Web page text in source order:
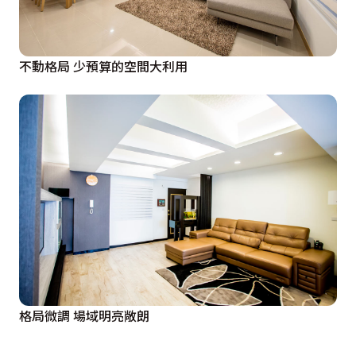
不動格局 少預算的空間大利用
格局微調 場域明亮敞朗